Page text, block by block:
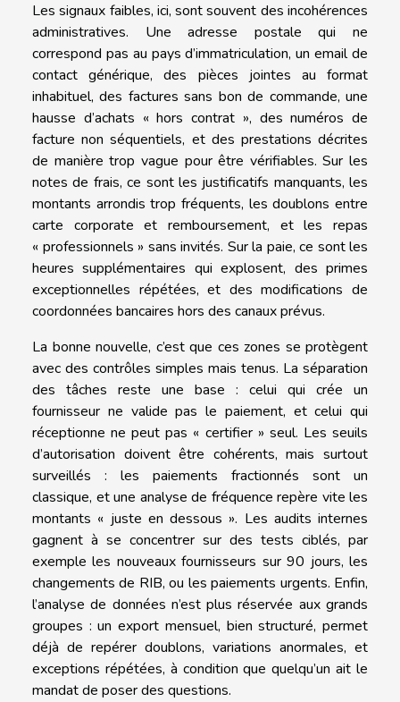
Les signaux faibles, ici, sont souvent des incohérences
administratives. Une adresse postale qui ne
correspond pas au pays d’immatriculation, un email de
contact générique, des pièces jointes au format
inhabituel, des factures sans bon de commande, une
hausse d’achats « hors contrat », des numéros de
facture non séquentiels, et des prestations décrites
de manière trop vague pour être vérifiables. Sur les
notes de frais, ce sont les justificatifs manquants, les
montants arrondis trop fréquents, les doublons entre
carte corporate et remboursement, et les repas
« professionnels » sans invités. Sur la paie, ce sont les
heures supplémentaires qui explosent, des primes
exceptionnelles répétées, et des modifications de
coordonnées bancaires hors des canaux prévus.
La bonne nouvelle, c’est que ces zones se protègent
avec des contrôles simples mais tenus. La séparation
des tâches reste une base : celui qui crée un
fournisseur ne valide pas le paiement, et celui qui
réceptionne ne peut pas « certifier » seul. Les seuils
d’autorisation doivent être cohérents, mais surtout
surveillés : les paiements fractionnés sont un
classique, et une analyse de fréquence repère vite les
montants « juste en dessous ». Les audits internes
gagnent à se concentrer sur des tests ciblés, par
exemple les nouveaux fournisseurs sur 90 jours, les
changements de RIB, ou les paiements urgents. Enfin,
l’analyse de données n’est plus réservée aux grands
groupes : un export mensuel, bien structuré, permet
déjà de repérer doublons, variations anormales, et
exceptions répétées, à condition que quelqu’un ait le
mandat de poser des questions.